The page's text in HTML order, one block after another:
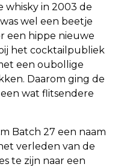
whisky in 2003 de
wel een beetje
een hippe nieuwe
het cocktailpubliek
een oubollige
Daarom ging de
wat flitsendere
Batch 27 een naam
verleden van de
te zijn naar een